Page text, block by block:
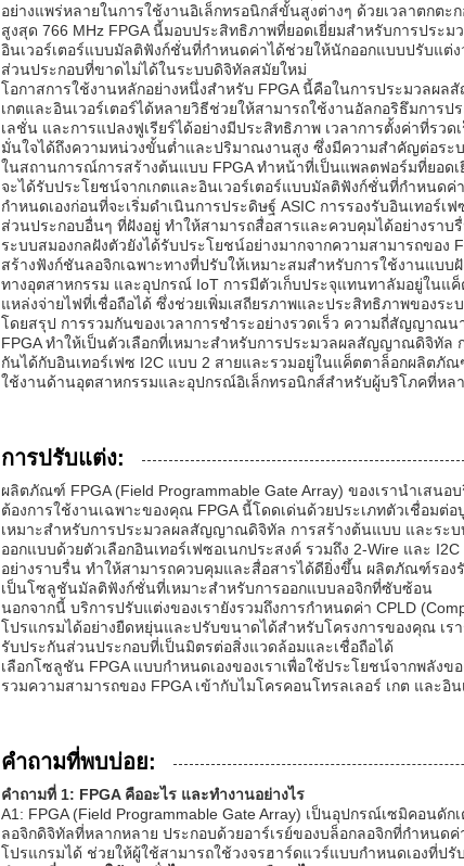
อย่างแพร่หลายในการใช้งานอิเล็กทรอนิกส์ขั้นสูงต่างๆ ด้วยเวลาตก
สูงสุด 766 MHz FPGA นี้มอบประสิทธิภาพที่ยอดเยี่ยมสำหรับการประม
อินเวอร์เตอร์แบบมัลติฟังก์ชั่นที่กำหนดค่าได้ช่วยให้นักออกแบบปรับแต่
ส่วนประกอบที่ขาดไม่ได้ในระบบดิจิทัลสมัยใหม่
โอกาสการใช้งานหลักอย่างหนึ่งสำหรับ FPGA นี้คือในการประมวลผ
เกตและอินเวอร์เตอร์ได้หลายวิธีช่วยให้สามารถใช้งานอัลกอริธึมกา
เลชั่น และการแปลงฟูเรียร์ได้อย่างมีประสิทธิภาพ เวลาการตั้งค่าที่ร
มั่นใจได้ถึงความหน่วงขั้นต่ำและปริมาณงานสูง ซึ่งมีความสำคัญต่อระบ
ในสถานการณ์การสร้างต้นแบบ FPGA ทำหน้าที่เป็นแพลตฟอร์มที่ยอด
จะได้รับประโยชน์จากเกตและอินเวอร์เตอร์แบบมัลติฟังก์ชั่นที่กำหนด
กำหนดเองก่อนที่จะเริ่มดำเนินการประดิษฐ์ ASIC การรองรับอินเทอร์
ส่วนประกอบอื่นๆ ที่ฝังอยู่ ทำให้สามารถสื่อสารและควบคุมได้อย่างรา
ระบบสมองกลฝังตัวยังได้รับประโยชน์อย่างมากจากความสามารถขอ
สร้างฟังก์ชันลอจิกเฉพาะทางที่ปรับให้เหมาะสมสำหรับการใช้งานแบ
ทางอุตสาหกรรม และอุปกรณ์ IoT การมีตัวเก็บประจุแทนทาลัมอยู่ในแ
แหล่งจ่ายไฟที่เชื่อถือได้ ซึ่งช่วยเพิ่มเสถียรภาพและประสิทธิภาพของระ
โดยสรุป การรวมกันของเวลาการชำระอย่างรวดเร็ว ความถี่สัญญาณ
FPGA ทำให้เป็นตัวเลือกที่เหมาะสำหรับการประมวลผลสัญญาณดิจิทั
กันได้กับอินเทอร์เฟซ I2C แบบ 2 สายและรวมอยู่ในแค็ตตาล็อกผลิตภั
ใช้งานด้านอุตสาหกรรมและอุปกรณ์อิเล็กทรอนิกส์สำหรับผู้บริโภคที่หล
การปรับแต่ง:
ผลิตภัณฑ์ FPGA (Field Programmable Gate Array) ของเรานำเสน
ต้องการใช้งานเฉพาะของคุณ FPGA นี้โดดเด่นด้วยประเภทตัวเชื่อม
เหมาะสำหรับการประมวลผลสัญญาณดิจิทัล การสร้างต้นแบบ และระบ
ออกแบบด้วยตัวเลือกอินเทอร์เฟซอเนกประสงค์ รวมถึง 2-Wire และ
อย่างราบรื่น ทำให้สามารถควบคุมและสื่อสารได้ดียิ่งขึ้น ผลิตภัณฑ์รอง
เป็นโซลูชันมัลติฟังก์ชั่นที่เหมาะสำหรับการออกแบบลอจิกที่ซับซ้อน
นอกจากนี้ บริการปรับแต่งของเรายังรวมถึงการกำหนดค่า CPLD
โปรแกรมได้อย่างยืดหยุ่นและปรับขนาดได้สำหรับโครงการของคุณ เ
รับประกันส่วนประกอบที่เป็นมิตรต่อสิ่งแวดล้อมและเชื่อถือได้
เลือกโซลูชัน FPGA แบบกำหนดเองของเราเพื่อใช้ประโยชน์จากพลั
รวมความสามารถของ FPGA เข้ากับไมโครคอนโทรลเลอร์ เกต และ
คำถามที่พบบ่อย:
คำถามที่ 1: FPGA คืออะไร และทำงานอย่างไร
A1: FPGA (Field Programmable Gate Array) เป็นอุปกรณ์เซมิคอนดั
ลอจิกดิจิทัลที่หลากหลาย ประกอบด้วยอาร์เรย์ของบล็อกลอจิกที่กำหนด
โปรแกรมได้ ช่วยให้ผู้ใช้สามารถใช้วงจรฮาร์ดแวร์แบบกำหนดเองที่ปรั